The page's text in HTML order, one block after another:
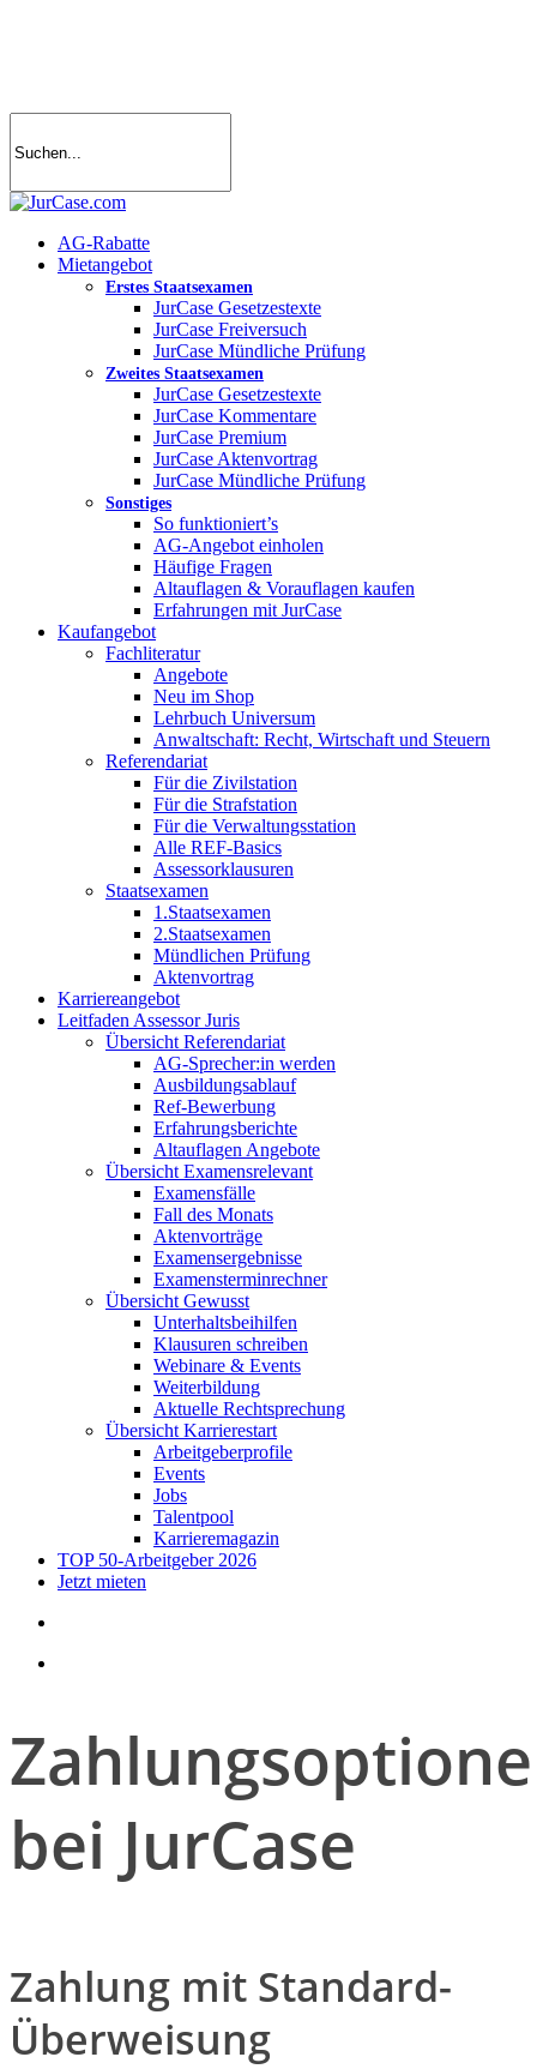
search
account
Menu
AG-Rabatte
Mietangebot
Erstes Staatsexamen
JurCase Gesetzestexte
JurCase Freiversuch
JurCase Mündliche Prüfung
Zweites Staatsexamen
JurCase Gesetzestexte
JurCase Kommentare
JurCase Premium
JurCase Aktenvortrag
JurCase Mündliche Prüfung
Sonstiges
So funktioniert’s
AG-Angebot einholen
Häufige Fragen
Altauflagen & Vorauflagen kaufen
Erfahrungen mit JurCase
Kaufangebot
Fachliteratur
Angebote
Neu im Shop
Lehrbuch Universum
Anwaltschaft: Recht, Wirtschaft und Steuern
Referendariat
Für die Zivilstation
Für die Strafstation
Für die Verwaltungsstation
Alle REF-Basics
Assessorklausuren
Staatsexamen
1.Staatsexamen
2.Staatsexamen
Mündlichen Prüfung
Aktenvortrag
Karriereangebot
Leitfaden Assessor Juris
Übersicht Referendariat
AG-Sprecher:in werden
Ausbildungsablauf
Ref-Bewerbung
Erfahrungsberichte
Altauflagen Angebote
Übersicht Examensrelevant
Examensfälle
Fall des Monats
Aktenvorträge
Examensergebnisse
Examensterminrechner
Übersicht Gewusst
Unterhaltsbeihilfen
Klausuren schreiben
Webinare & Events
Weiterbildung
Aktuelle Rechtsprechung
Übersicht Karrierestart
Arbeitgeberprofile
Events
Jobs
Talentpool
Karrieremagazin
TOP 50-Arbeitgeber 2026
Jetzt mieten
bei JurCase
Zahlung mit Standard-
Überweisung